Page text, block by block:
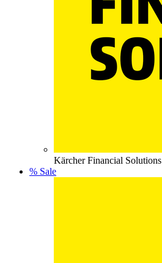
Kärcher Financial Solutions
% Sale